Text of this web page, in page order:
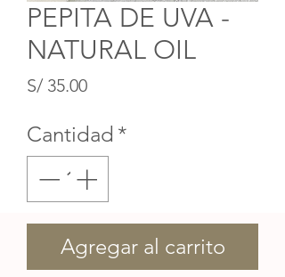
PEPITA DE UVA -
NATURAL OIL
S/ 35.00Precio
Cantidad *
Agregar al carrito